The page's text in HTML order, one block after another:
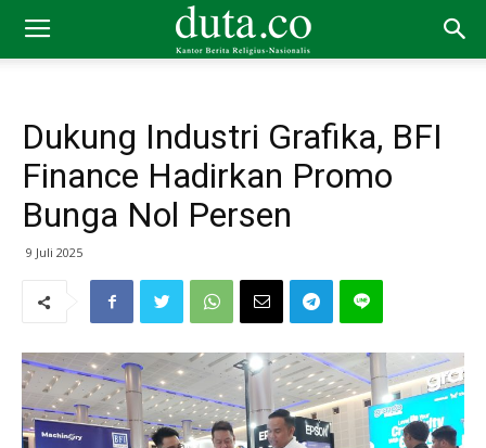
Dukung Industri Grafika, BFI
Finance Hadirkan Promo
Bunga Nol Persen
9 Juli 2025